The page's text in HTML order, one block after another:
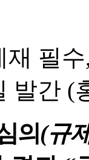
재 필
발간 (
의(규